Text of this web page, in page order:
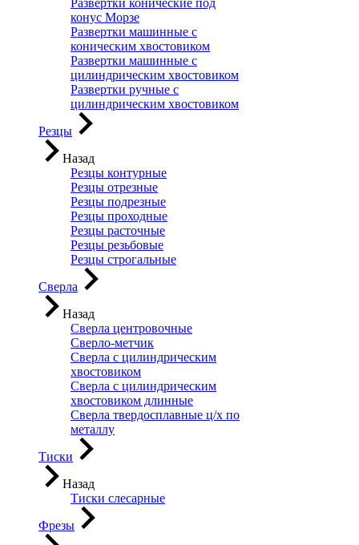
Развертки конические под
конус Морзе
Развертки машинные с
коническим хвостовиком
Развертки машинные с
цилиндрическим хвостовиком
Развертки ручные с
цилиндрическим хвостовиком
Резцы
Назад
Резцы контурные
Резцы отрезные
Резцы подрезные
Резцы проходные
Резцы расточные
Резцы резьбовые
Резцы строгальные
Сверла
Назад
Сверла центровочные
Сверло-метчик
Сверла с цилиндрическим
хвостовиком
Сверла с цилиндрическим
хвостовиком длинные
Сверла твердосплавные ц/х по
металлу
Тиски
Назад
Тиски слесарные
Фрезы